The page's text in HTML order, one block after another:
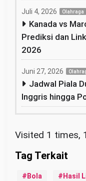
Juli 4, 2026 Olahraga
Kanada vs
Prediksi dan
2026
Juni 27, 2026
Jadwal Piala
Inggris hingga
Visited 1 times,
Bola Hasil